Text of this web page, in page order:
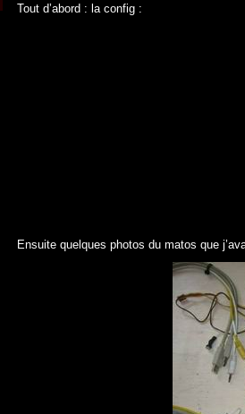
Tout d’abord : la config :
Ensuite quelques photos du matos que